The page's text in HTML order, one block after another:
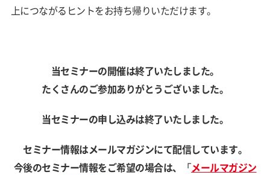
上につながるヒントをお持ち帰りいただけます。
当セミナーの開催は終了いたしました。
たくさんのご参加ありがとうございました。
当セミナーの申し込みは終了いたしました。
セミナー情報はメールマガジンにて配信しています。
今後のセミナー情報をご希望の場合は、「メールマガジン